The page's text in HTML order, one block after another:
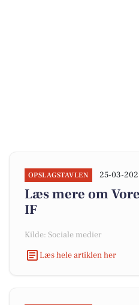
OPSLAGSTAVLEN 25-03-
Læs mere om
IF
Kilde: Sociale medier
Læs hele artiklen her